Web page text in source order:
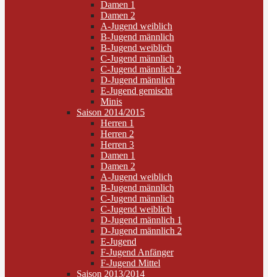
Damen 1
Damen 2
A-Jugend weiblich
B-Jugend männlich
B-Jugend weiblich
C-Jugend männlich
C-Jugend männlich 2
D-Jugend männlich
E-Jugend gemischt
Minis
Saison 2014/2015
Herren 1
Herren 2
Herren 3
Damen 1
Damen 2
A-Jugend weiblich
B-Jugend männlich
C-Jugend männlich
C-Jugend weiblich
D-Jugend männlich 1
D-Jugend männlich 2
E-Jugend
F-Jugend Anfänger
F-Jugend Mittel
Saison 2013/2014